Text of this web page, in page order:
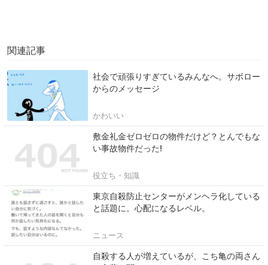
関連記事
社会で頑張りすぎているみんなへ。サボロー
からのメッセージ
かわいい
敷金礼金ゼロゼロの物件だけど？とんでもな
い事故物件だった!
役立ち・知識
東京自殺防止センターがメンヘラ化している
と話題に。心配になるレベル。
ニュース
自殺する人が増えているが、こち亀の両さん